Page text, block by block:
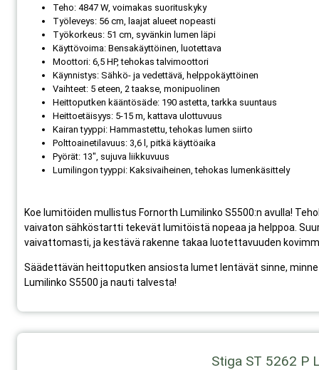
Teho: 4847 W, voimakas suorituskyky
Työleveys: 56 cm, laajat alueet nopeasti
Työkorkeus: 51 cm, syvänkin lumen läpi
Käyttövoima: Bensakäyttöinen, luotettava
Moottori: 6,5 HP, tehokas talvimoottori
Käynnistys: Sähkö- ja vedettävä, helppokäyttöinen
Vaihteet: 5 eteen, 2 taakse, monipuolinen
Heittoputken kääntösäde: 190 astetta, tarkka suuntaus
Heittoetäisyys: 5-15 m, kattava ulottuvuus
Kairan tyyppi: Hammastettu, tehokas lumen siirto
Polttoainetilavuus: 3,6 l, pitkä käyttöaika
Pyörät: 13″, sujuva liikkuvuus
Lumilingon tyyppi: Kaksivaiheinen, tehokas lumenkäsittely
Koe lumitöiden mullistus Fornorth Lumilinko S5500:n avulla!
vaivaton sähköstartti tekevät lumitöistä nopeaa ja helppoa.
vaivattomasti, ja kestävä rakenne takaa luotettavuuden
Säädettävän heittoputken ansiosta lumet lentävät sinne,
Lumilinko S5500 ja nauti talvesta!
Stiga ST 5262 P